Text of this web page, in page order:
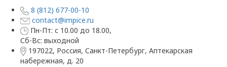
8 (812) 677-00-10
contact@impice.ru
Пн-Пт: с 10.00 до 18.00,
Сб-Вс: выходной
197022, Россия, Санкт-Петербург, Аптекарская
набережная, д. 20